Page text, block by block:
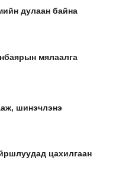
дулаан байна
мялаалга
шинэчлэнэ
цахилгаан